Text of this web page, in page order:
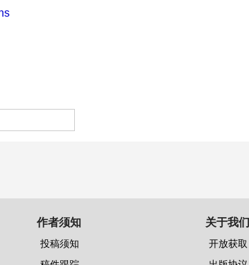
作者须知
投稿须知
关于我们
开放获取